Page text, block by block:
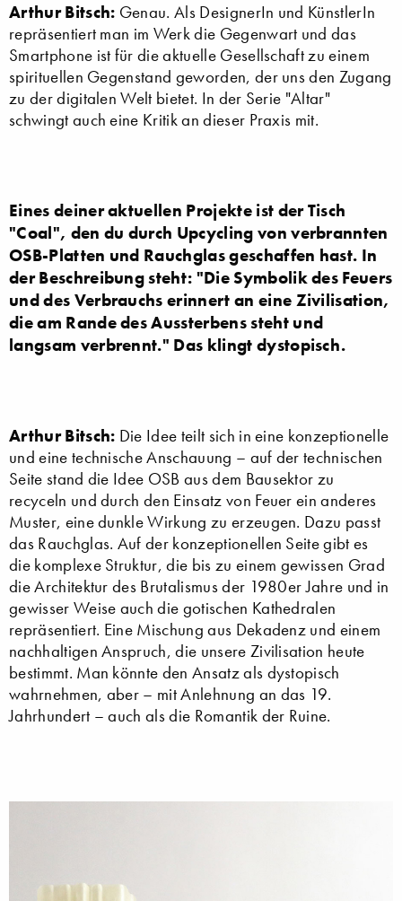
Arthur Bitsch: Genau. Als DesignerIn und KünstlerIn
repräsentiert man im Werk die Gegenwart und das
Smartphone ist für die aktuelle Gesellschaft zu einem
spirituellen Gegenstand geworden, der uns den Zugang
zu der digitalen Welt bietet. In der Serie "Altar"
schwingt auch eine Kritik an dieser Praxis mit.
Eines deiner aktuellen Projekte ist der Tisch
"Coal", den du durch Upcycling von verbrannten
OSB-Platten und Rauchglas geschaffen hast. In
der Beschreibung steht: "Die Symbolik des Feuers
und des Verbrauchs erinnert an eine Zivilisation,
die am Rande des Aussterbens steht und
langsam verbrennt." Das klingt dystopisch.
Arthur Bitsch: Die Idee teilt sich in eine konzeptionelle
und eine technische Anschauung – auf der technischen
Seite stand die Idee OSB aus dem Bausektor zu
recyceln und durch den Einsatz von Feuer ein anderes
Muster, eine dunkle Wirkung zu erzeugen. Dazu passt
das Rauchglas. Auf der konzeptionellen Seite gibt es
die komplexe Struktur, die bis zu einem gewissen Grad
die Architektur des Brutalismus der 1980er Jahre und in
gewisser Weise auch die gotischen Kathedralen
repräsentiert. Eine Mischung aus Dekadenz und einem
nachhaltigen Anspruch, die unsere Zivilisation heute
bestimmt. Man könnte den Ansatz als dystopisch
wahrnehmen, aber – mit Anlehnung an das 19.
Jahrhundert – auch als die Romantik der Ruine.